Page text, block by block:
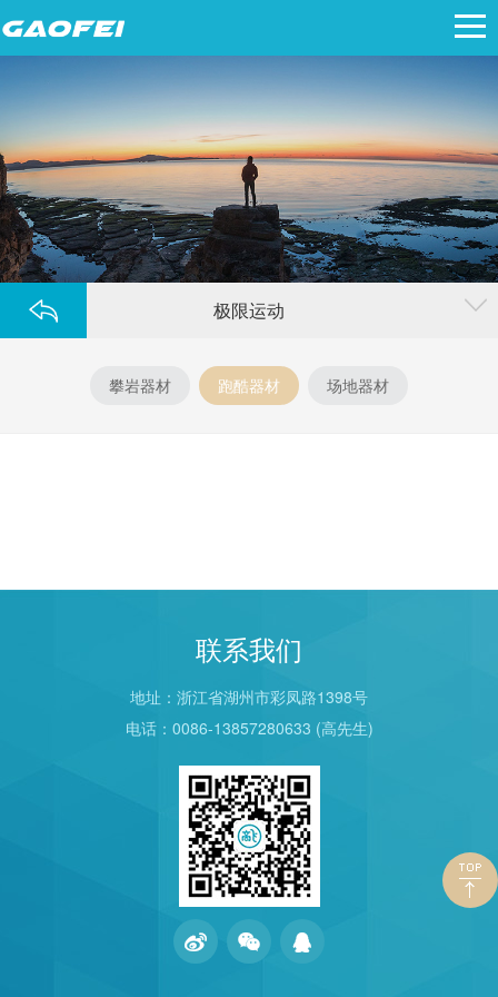
极限运动
攀岩器材 跑酷器材 场地器材
联系我们
地址：浙江省湖州市彩凤路1398号
电话：0086-13857280633 (高先生)